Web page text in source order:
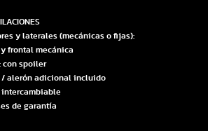
y laterales (mecánicas o fijas):
frontal mecánica
con spoiler
/ alerón adicional incluido
intercambiable
de garantía